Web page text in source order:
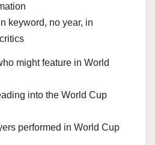
keyword, no year, in
might feature in World
into the World Cup
performed in World Cup